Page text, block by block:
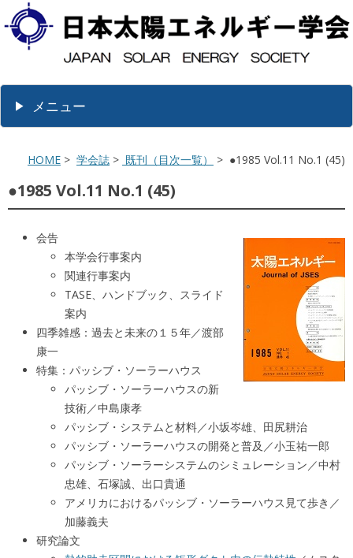
メニュー
HOME > 学会誌 > 既刊（目次一覧） > ●1985 Vol.11 No.1 (45)
●1985 Vol.11 No.1 (45)
会告
本学会行事案内
関連行事案内
TASE、ハンドブック、スライド
案内
四季雑感：過去と未来の１５年／渡部
康一
特集：パッシブ・ソーラーハウス
パッシブ・ソーラーハウスの新
技術／中島康孝
パッシブ・システムと材料／小坂岑雄、田尻耕治
パッシブ・ソーラーハウスの開発と普及／小玉祐一郎
パッシブ・ソーラーシステムのシミュレーション／中村
忠雄、石塚誠、出口貴通
アメリカにおけるパッシブ・ソーラーハウス見て歩き／
加藤義夫
研究論文